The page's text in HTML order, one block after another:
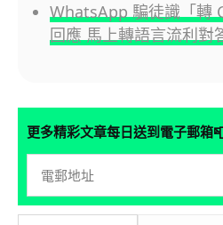
WhatsApp 騙徒識「轉
回應 馬上轉語言流利對
更多精彩文章每日送到電子郵箱